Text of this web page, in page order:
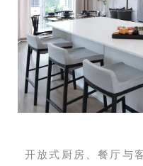
开放式厨房、餐厅与